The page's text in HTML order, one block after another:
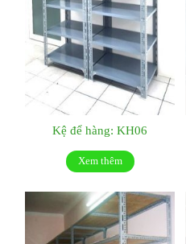
Kệ để hàng: KH06
Xem thêm